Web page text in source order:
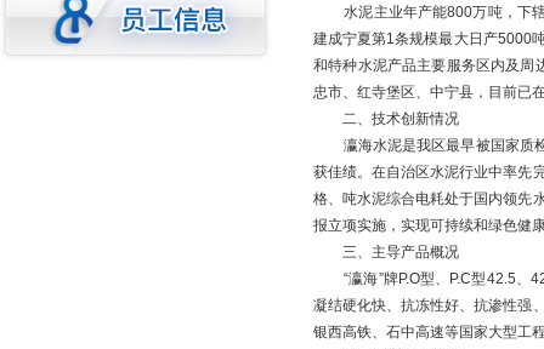
水泥主业年产能800万吨，下辖
建成宁夏第1条规模最大日产5000
和特种水泥产品主要服务区内及周
忠市、红寺堡区、中宁县，目前已
二、技术创新情况
瀛海水泥是我区最早被国家质检
获佳绩。在自治区水泥行业中率先
格、吨水泥综合电耗处于国内领先
报立项实施，实现可持续和绿色健
三、主导产品概况
“瀛海”牌P.O型、P.C型42.5、
凝结硬化快、抗冻性好、抗渗性强
银西高铁、石中高速等国家大型工